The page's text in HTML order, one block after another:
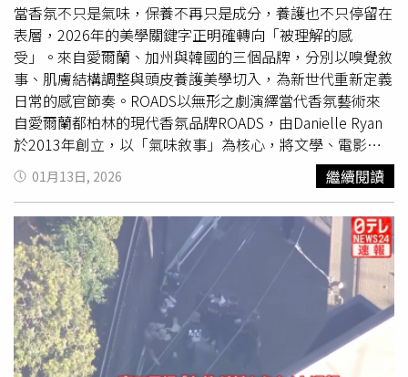
當香氛不只是氣味，保養不再只是成分，養護也不只停留在
表層，2026年的美學關鍵字正明確轉向「被理解的感
受」。來自愛爾蘭、加州與韓國的三個品牌，分別以嗅覺敘
事、肌膚結構調整與頭皮養護美學切入，為新世代重新定義
日常的感官節奏。ROADS以無形之劇演繹當代香氛藝術來
自愛爾蘭都柏林的現代香氛品牌ROADS，由Danielle Ryan
於2013年創立，以「氣味敘事」為核心，將文學、電影、
戲劇與自然靈感轉化為無性別界限的香氛創作。身為倫敦皇
家戲劇藝術學院RADA校友與愛爾蘭Lir國家戲劇學院創辦
人，Danielle深信香氣如同隱形舞台，能瞬間建立場景與情
緒。ROADS感官藝境ART ADDICT50ml/4,980元。（右）
ROADS終局之勢END GAME50ml/4,980元。（圖／品牌提
供）2026年初，ROADS推出核心系列兩款新作，為嗅覺書
寫揭開新篇章。第一款感官藝境ART ADDICT以前調佛手
柑、梨子冰沙與白桃揭開靈感乍現的明亮瞬間，中調茉莉、
桂花與小蒼蘭交織出細膩花香結構，基調以香草、麝香與檀
香留下令人上癮的藝術餘韻。第二款終局之勢END GAME則
01月13日, 2026 繼續閱讀